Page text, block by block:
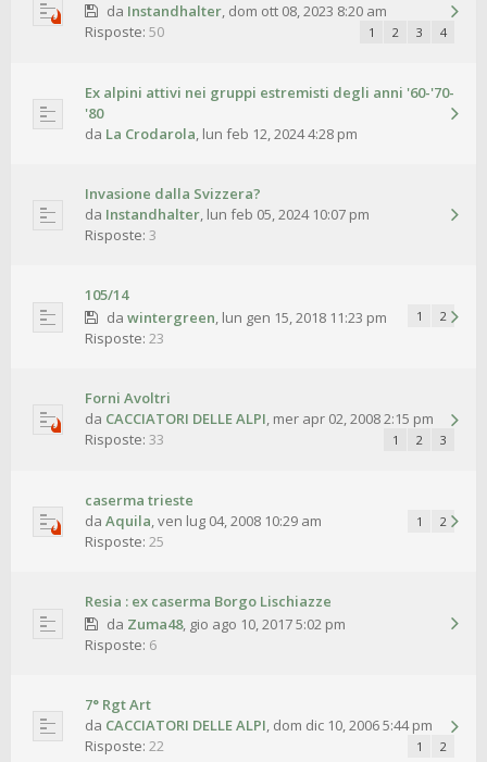
da Instandhalter, dom ott 08, 2023 8:20 am
1 2 3 4
Risposte: 50
Ex alpini attivi nei gruppi estremisti degli anni '60-'70-
'80
da La Crodarola, lun feb 12, 2024 4:28 pm
Invasione dalla Svizzera?
da Instandhalter, lun feb 05, 2024 10:07 pm
Risposte: 3
105/14
da wintergreen, lun gen 15, 2018 11:23 pm 1 2
Risposte: 23
Forni Avoltri
da CACCIATORI DELLE ALPI, mer apr 02, 2008 2:15 pm
1 2 3
Risposte: 33
caserma trieste
da Aquila,ven lug 04, 2008 10:29 am 1 2
Risposte: 25
Resia : ex caserma Borgo Lischiazze
da Zuma48, gio ago 10, 2017 5:02 pm
Risposte: 6
7° Rgt Art
da CACCIATORI DELLE ALPI, dom dic 10, 2006 5:44 pm
1 2
Risposte: 22